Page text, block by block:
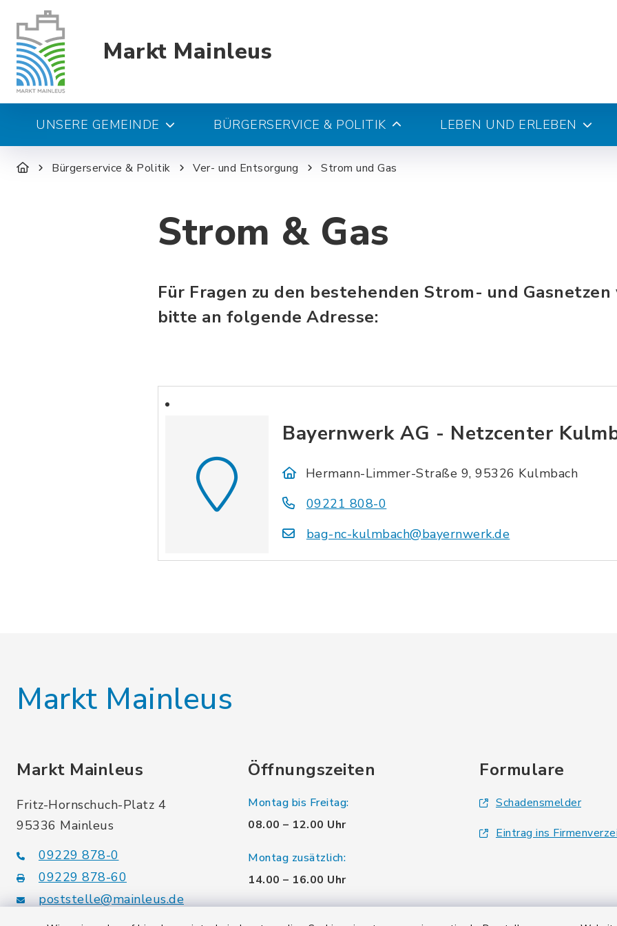
Markt Mainleus
UNSERE GEMEINDE BÜRGERSERVICE & POLITIK LEBEN UND ERLEBEN
Bürgerservice & Politik Ver- und Entsorgung Strom und Gas
Strom & Gas
Für Fragen zu den bestehenden Strom- und Gasnetzen
bitte an folgende Adresse:
Bayernwerk AG - Netzcenter
Hermann-Limmer-Straße 9, 95326 Kulmbach
09221 808-0
bag-nc-kulmbach@bayernwerk.de
Markt Mainleus
Markt Mainleus
Fritz-Hornschuch-Platz 4
95336 Mainleus
09229 878-0
09229 878-60
poststelle@mainleus.de
Öffnungszeiten
Montag bis Freitag:
08.00 – 12.00 Uhr
Montag zusätzlich:
14.00 – 16.00 Uhr
Formulare
Schadensmelder
Eintrag ins